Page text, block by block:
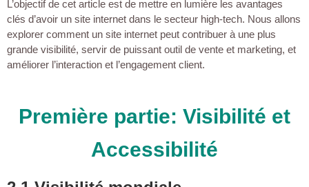
L’objectif de cet article est de mettre en lumière les avantages
clés d’avoir un site internet dans le secteur high-tech. Nous allons
explorer comment un site internet peut contribuer à une plus
grande visibilité, servir de puissant outil de vente et marketing, et
améliorer l’interaction et l’engagement client.
Première partie: Visibilité et
Accessibilité